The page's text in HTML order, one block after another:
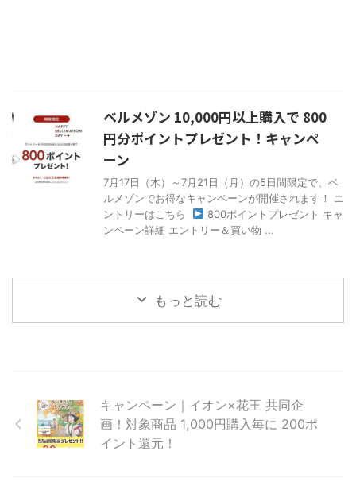
ベルメゾン 10,000円以上購入で 800
円分ポイントプレゼント！キャンペ
ーン
7月17日（木）～7月21日（月）の5日間限定で、ベ
ルメゾンでお得なキャンペーンが開催されます！ エ
ントリーはこちら
800ポイントプレゼント キャ
ンペーン詳細 エントリー＆買い物 ...
もっと読む
キャンペーン｜イオン×花王 共同企
画！対象商品 1,000円購入毎に 200ポ
イント還元！